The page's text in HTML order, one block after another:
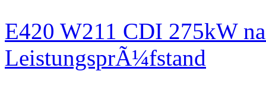
E420 W211 CDI 275kW
LeistungsprÃ¼fstand